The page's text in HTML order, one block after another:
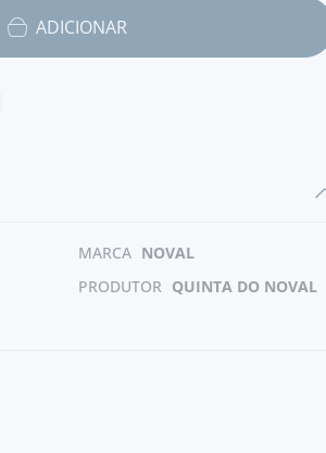
ADICIONAR
MARCA NOVAL
PRODUTOR QUINTA DO NOVAL